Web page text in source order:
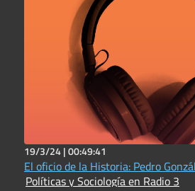
19/3/24 |00:49:41
El oficio de la Historia: Pedro
Políticas y Sociología en Radio 3